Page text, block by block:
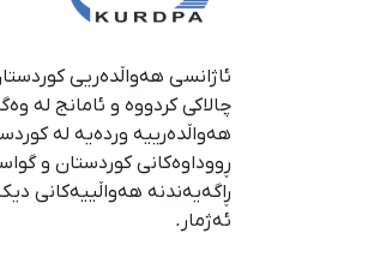
چالاکی کردووە و ئامانج لە
هەواڵدەرییە وردەیە لە
ڕووداوەكانی كوردستان و
ڕاگەیەندنە هەواڵییەكانی
ئەژمار.